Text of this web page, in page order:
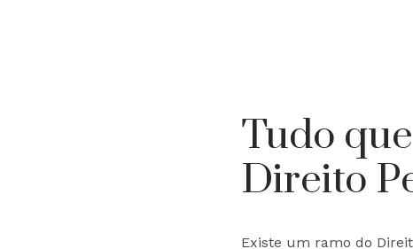
Tudo
Direito
Existe um ramo do